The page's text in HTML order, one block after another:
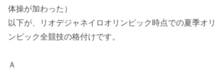
体操が加わった）
以下が、リオデジャネイロオリンピック時点での夏季オリ
ンピック全競技の格付けです。
Ａ